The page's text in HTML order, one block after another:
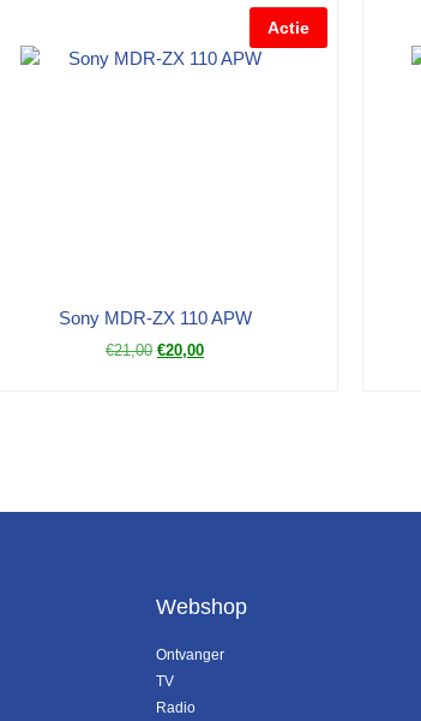
Actie
Sony MDR-ZX 110 APW
€21,00 €20,00
Webshop
Ontvanger
TV
Radio